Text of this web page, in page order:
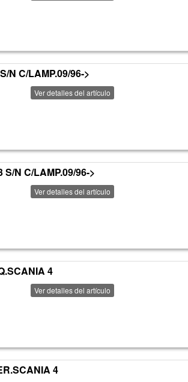
N C/LAMP.09/96->
Ver detalles del artículo
N C/LAMP.09/96->
Ver detalles del artículo
4
Ver detalles del artículo
4